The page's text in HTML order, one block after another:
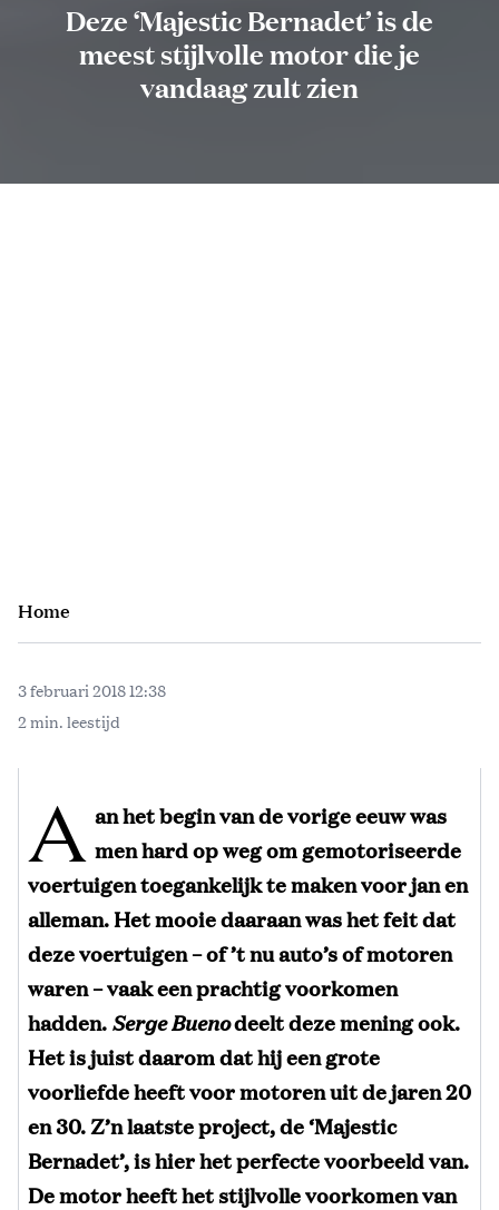
Deze ‘Majestic Bernadet’ is de
meest stijlvolle motor die je
vandaag zult zien
Home
3 februari 2018 12:38
2 min. leestijd
A an het begin van de vorige eeuw was
men hard op weg om gemotoriseerde
voertuigen toegankelijk te maken voor jan en
alleman. Het mooie daaraan was het feit dat
deze voertuigen – of ’t nu auto’s of motoren
waren – vaak een prachtig voorkomen
hadden.Serge Buenodeelt deze mening ook.
Het is juist daarom dat hij een grote
voorliefde heeft voor motoren uit de jaren 20
en 30. Z’n laatste project, de ‘Majestic
Bernadet’, is hier het perfecte voorbeeld van.
De motor heeft het stijlvolle voorkomen van